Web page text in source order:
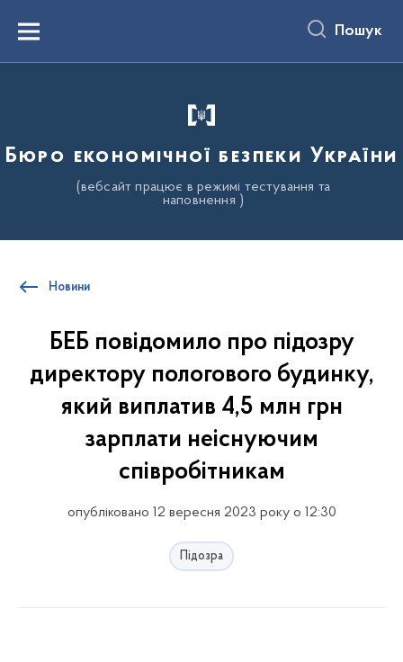
вмістуMenu Пошук
Бюро економічної безпеки України
(вебсайт працює в режимі тестування та
наповнення )
Новини
БЕБ повідомило про підозру
директору пологового будинку,
який виплатив 4,5 млн грн
зарплати неіснуючим
співробітникам
опубліковано 12 вересня 2023 року о 12:30
Підозра